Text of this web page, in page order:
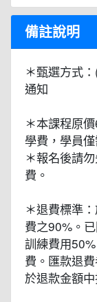
備註說明
＊甄選方式
通知
＊本課程原
學費，學員
＊報名後請
費。
＊退費標準
費之90%。
訓練費用
費。匯款退
於退款金額中